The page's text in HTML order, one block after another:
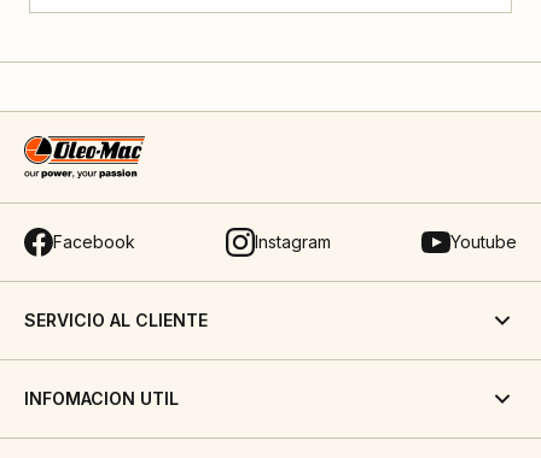
Facebook Instagram Youtube
SERVICIO AL CLIENTE
INFOMACION UTIL